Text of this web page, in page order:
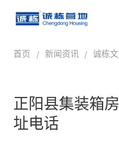
首页 / 新闻资讯 / 诚栋
正阳县集装箱
址电话